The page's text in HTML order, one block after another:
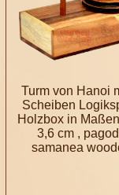
Turm von Hanoi
Scheiben
Holzbox in
3,6 cm ,
samanea